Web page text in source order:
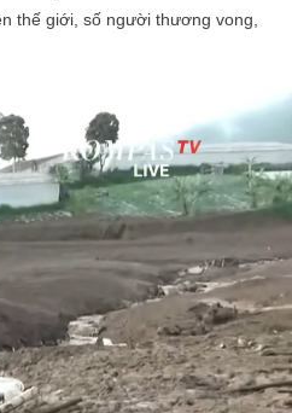
thế giới, số người thương vong,